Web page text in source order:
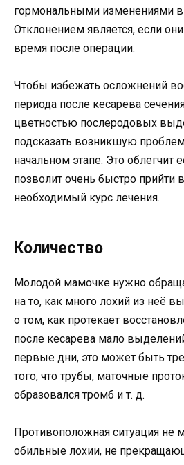
гормональными изменениями в
Отклонением является, если
время после операции.
Чтобы избежать осложнений
периода после кесарева
цветностью послеродовых
подсказать возникшую
начальном этапе. Это облегчит
позволит очень быстро прийти
необходимый курс лечения.
Количество
Молодой мамочке нужно
на то, как много лохий из неё
о том, как протекает
после кесарева мало
первые дни, это может быть
того, что трубы, маточные
образовался тромб и т. д.
Противоположная ситуация не
обильные лохии, не